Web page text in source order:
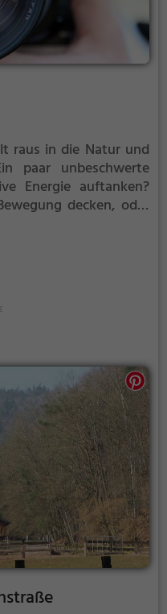
raus in die Natur und
paar unbeschwerte
Energie auftanken?
decken, oder